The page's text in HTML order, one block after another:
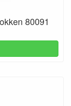
80091